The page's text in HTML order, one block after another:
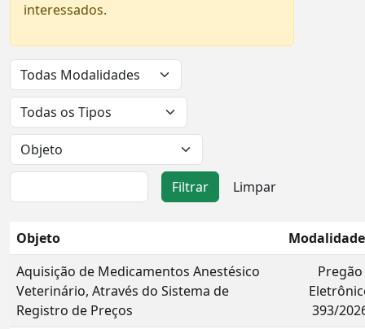
interessados.
Objeto
Modalidade
Aquisição de Medicamentos Anestésico
Veterinário, Através do Sistema de
Registro de Preços
Pregão
393/